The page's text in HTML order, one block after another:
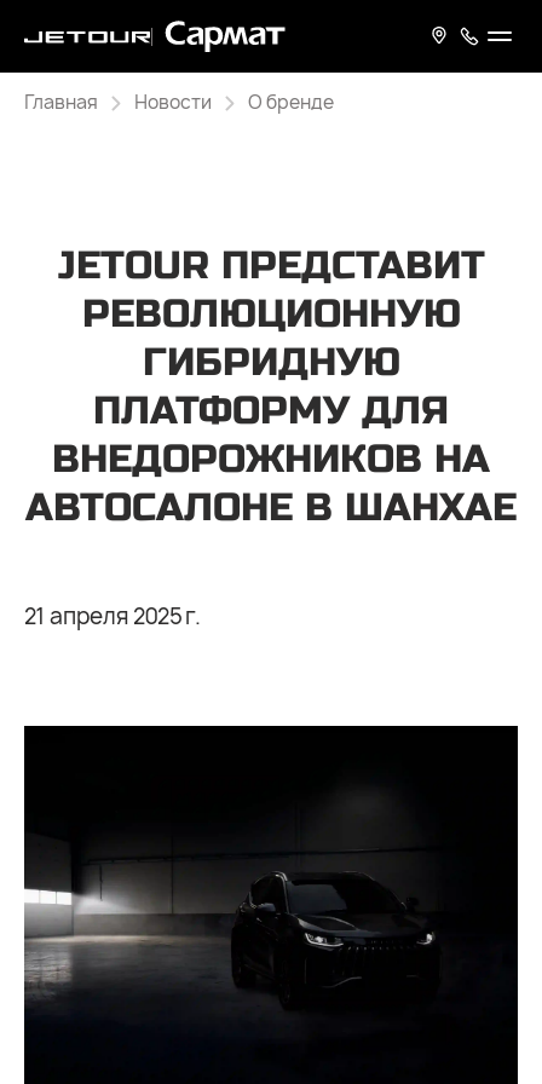
Главная Новости О бренде
JETOUR ПРЕДСТАВИТ
РЕВОЛЮЦИОННУЮ
ГИБРИДНУЮ
ПЛАТФОРМУ ДЛЯ
ВНЕДОРОЖНИКОВ НА
АВТОСАЛОНЕ В ШАНХАЕ
21 апреля 2025 г.